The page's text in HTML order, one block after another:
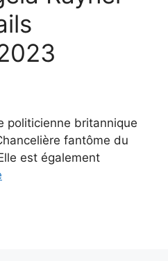
politicienne britannique
fantôme du
est également